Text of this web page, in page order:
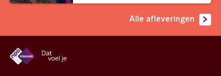
Alle afleveringen